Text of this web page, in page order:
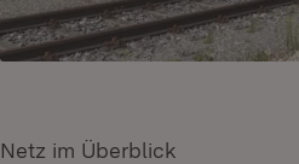
Netz im Überblick